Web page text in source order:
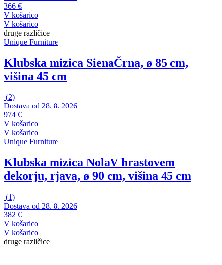
366 €
V košarico
V košarico
druge različice
Unique Furniture
Klubska mizica SienaČrna, ø 85 cm,
višina 45 cm
(2)
Dostava od 28. 8. 2026
974 €
V košarico
V košarico
Unique Furniture
Klubska mizica NolaV hrastovem
dekorju, rjava, ø 90 cm, višina 45 cm
(1)
Dostava od 28. 8. 2026
382 €
V košarico
V košarico
druge različice